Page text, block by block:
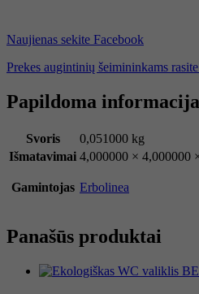
Naujienas sekite Facebook
Prekes augintinių šeimininkams
Papildoma informacija
Svoris
0,051000 kg
Išmatavimai 4,000000 × 4,000000
Gamintojas Erbolinea
Panašūs produktai